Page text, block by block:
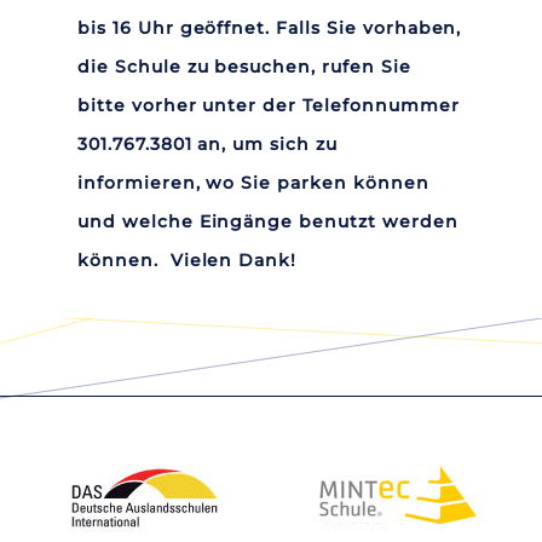
bis 16 Uhr geöffnet. Falls Sie vorhaben,
die Schule zu besuchen, rufen Sie
bitte vorher unter der Telefonnummer
301.767.3801 an, um sich zu
informieren, wo Sie parken können
und welche Eingänge benutzt werden
können. Vielen Dank!